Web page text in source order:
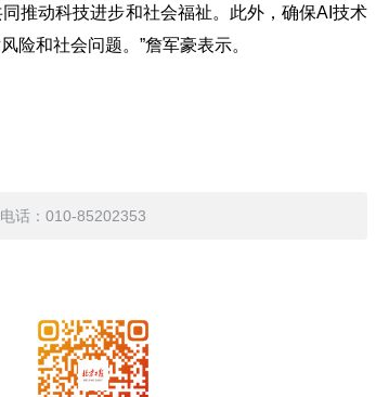
推动科技进步和社会福祉。此外，确保AI技术
险和社会问题。”詹军豪表示。
话：010-85202353